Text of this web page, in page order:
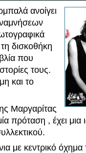
ανοίγει
δισκοθήκη
που
τους.
και το
Μαργαρίτας
πρόταση , έχει μια
με κεντρικό